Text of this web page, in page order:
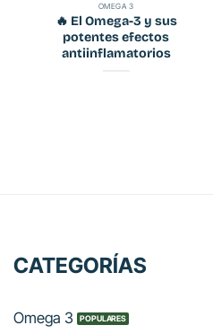
OMEGA 3
🔥 El Omega-3 y sus
potentes efectos
antiinflamatorios
CATEGORÍAS
Omega 3